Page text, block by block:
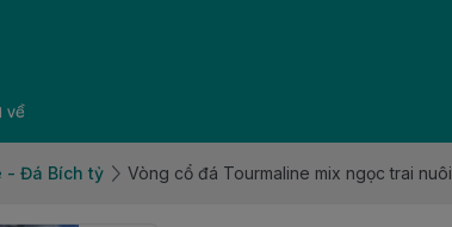
về
- Đá Bích tỷ Vòng cổ đá Tourmaline mix ngọc trai nuôi